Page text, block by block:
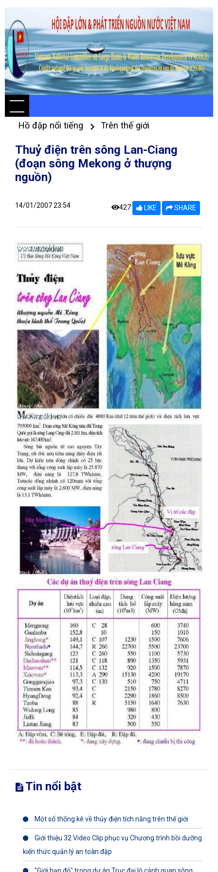
Hồ đập nổi tiếng Trên thế giới
Thuỷ điện trên sông Lan-Ciang
(đoạn sông Mekong ở thượng
nguồn)
14/01/2007 23:54 427 LIKE SHARE
Tin nổi bật
Một số thống kê về thủy điện tích năng trên thế giới
Giới thiệu 32 Video Clip phục vụ Chương trình bồi dưỡng
kiến thức quản lý an toàn đập